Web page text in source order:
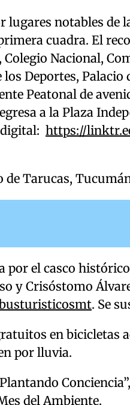
notables de
cuadra. El
Nacional,
Deportes,
Peatonal de
a la Plaza
https://
de Tarucas,
el casco
y Crisóstomo
. Se
en
por lluvia.
del Ambiente.